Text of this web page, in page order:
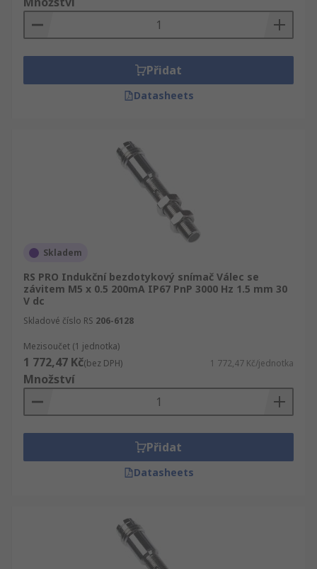
Přidat
Datasheets
Skladem
RS PRO Indukční bezdotykový snímač Válec se
závitem M5 x 0.5 200mA IP67 PnP 3000 Hz 1.5 mm 30
V dc
Skladové číslo RS 206-6128
Mezisoučet (1 jednotka)
1 772,47 Kč(bez DPH) 1 772,47 Kč/jednotka
Množství
Přidat
Datasheets